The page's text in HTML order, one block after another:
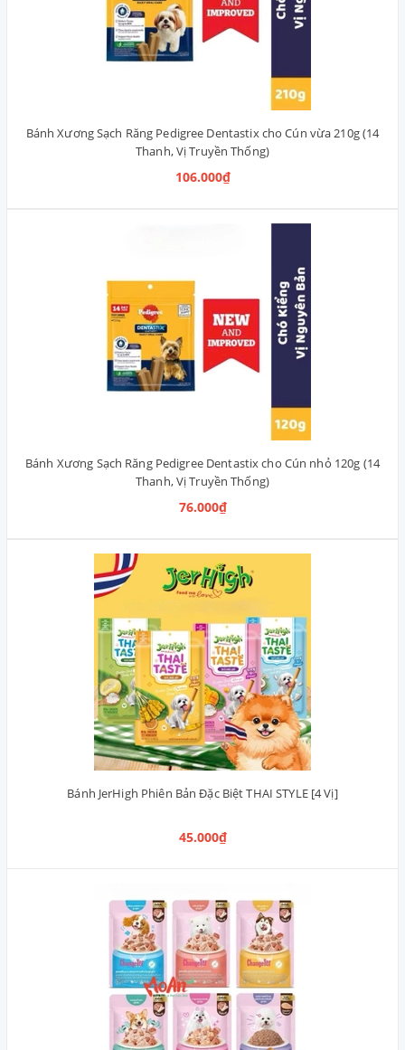
Bánh Xương Sạch Răng Pedigree Dentastix cho Cún vừa 210g (14
Thanh, Vị Truyền Thống)
106.000₫
Bánh Xương Sạch Răng Pedigree Dentastix cho Cún nhỏ 120g (14
Thanh, Vị Truyền Thống)
76.000₫
Bánh JerHigh Phiên Bản Đặc Biệt THAI STYLE [4 Vị]
45.000₫